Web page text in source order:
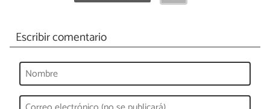
Escribir comentario